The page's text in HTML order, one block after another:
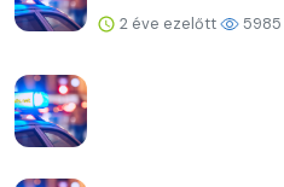
2 éve ezelőtt 5985